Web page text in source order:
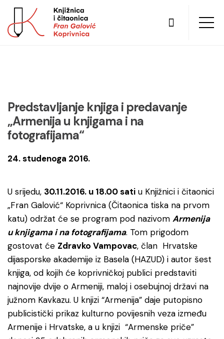
Predstavljanje knjiga i predavanje
„Armenija u knjigama i na
fotografijama“
24. studenoga 2016.
U srijedu, 30.11.2016. u 18.00 sati u Knjižnici i čitaonici
„Fran Galović“ Koprivnica (Čitaonica tiska na prvom
katu) održat će se program pod nazivom Armenija
u knjigama i na fotografijama. Tom prigodom
gostovat će Zdravko Vampovac, član Hrvatske
dijasporske akademije iz Basela (HAZUD) i autor šest
knjiga, od kojih će koprivničkoj publici predstaviti
najnovije dvije o Armeniji, maloj i osebujnoj državi na
južnom Kavkazu. U knjizi “Armenija” daje putopisno
publicistički prikaz kulturno povijesnih veza između
Armenije i Hrvatske, a u knjizi “Armenske priče”